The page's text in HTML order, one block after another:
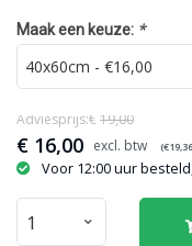
Maak een keuze: *
€ 16,00 (€19,36
Adviesprijs:€ 19,00
Voor 12:00 uur